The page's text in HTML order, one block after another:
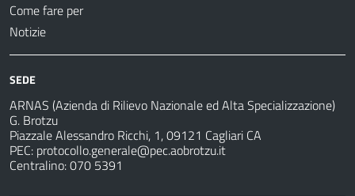
Come fare per
Notizie
SEDE
ARNAS (Azienda di Rilievo Nazionale ed Alta Specializzazione)
G. Brotzu
Piazzale Alessandro Ricchi, 1, 09121 Cagliari CA
PEC: protocollo.generale@pec.aobrotzu.it
Centralino: 070 5391